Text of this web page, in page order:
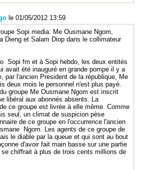
le 01/05/2012 13:59
Sopi media: Me Ousmane Ngom,
Dieng et Salam Diop dans le collimateur
Sopi fm et à Sopi hebdo, les deux entités
avait été inauguré en grande pompe il y a
par l'ancien President de la république, Me
deux mois le personnel n'est plus payé.
groupe Me Ousmane Ngom est inscrit
libéral aux abonnés absents. La
ce groupe est livrée à elle même. Comme
seul, un climat de suspicion pèse
de ce groupe en l'occurrence l'ancien
Ngom. Les agents de ce groupe de
le diable par la queue et qui sont au bout
d'avoir fait main basse sur une partie
se chiffrait à plus de trois cents millions de